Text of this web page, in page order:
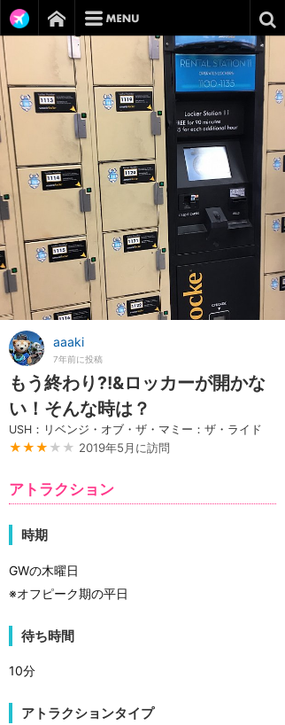
aaaki
7年前に投稿
もう終わり⁈&ロッカーが開かな
い！そんな時は？
USH：リベンジ・オブ・ザ・マミー：ザ・ライド
★★★ ★★ 2019年5月に訪問
アトラクション
時期
GWの木曜日
※オフピーク期の平日
待ち時間
10分
アトラクションタイプ